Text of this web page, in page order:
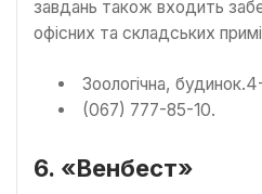
завдань також входить
офісних та складських
Зоологічна,
(067) 777-85-10.
6. «Венбест»